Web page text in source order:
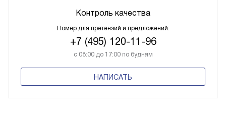
Контроль качества
Номер для претензий и предложений:
+7 (495) 120-11-96
с 08:00 до 17:00 по будням
НАПИСАТЬ